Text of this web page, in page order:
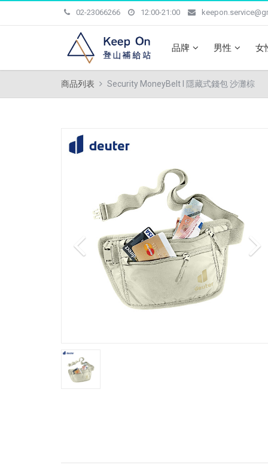
02-23066266 12:00-21:00
品牌 男性 女
商品列表 Security MoneyBelt I 隱藏式錢包 沙灘棕